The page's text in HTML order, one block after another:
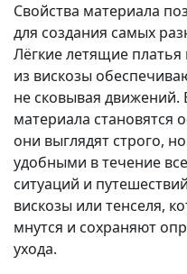
Свойства материала
для создания самых
Лёгкие летящие
из вискозы
не сковывая движений.
материала становятся
они выглядят строго,
удобными в течение
ситуаций и
вискозы или тенселя,
мнутся и сохраняют
ухода.